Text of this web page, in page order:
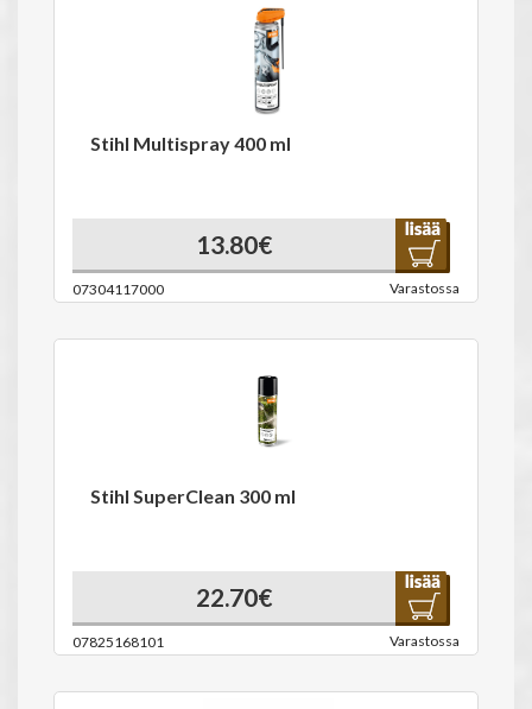
Stihl Multispray 400 ml
13.80€
07304117000 Varastossa
Stihl SuperClean 300 ml
22.70€
07825168101 Varastossa